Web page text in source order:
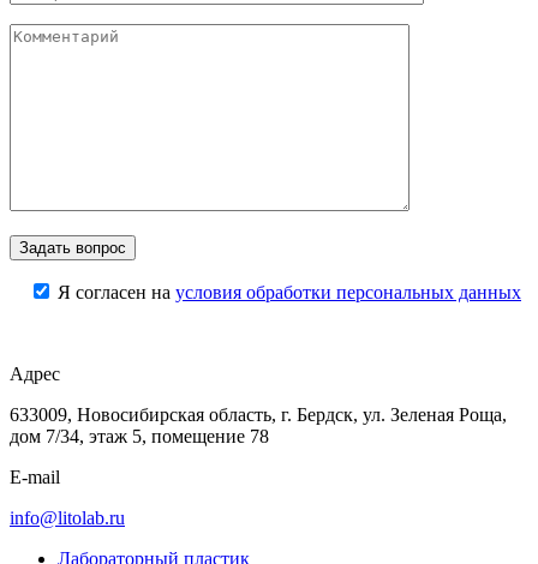
Я согласен на условия обработки персональных данных
Адрес
633009, Новосибирская область, г. Бердск, ул. Зеленая Роща,
дом 7/34, этаж 5, помещение 78
E-mail
info@litolab.ru
Лабораторный пластик